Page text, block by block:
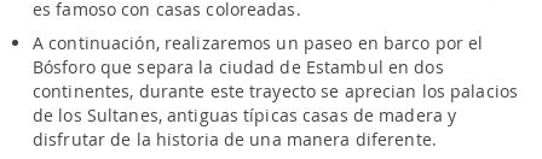
es famoso con casas coloreadas.
A continuación, realizaremos un paseo en barco por el
Bósforo que separa la ciudad de Estambul en dos
continentes, durante este trayecto se aprecian los palacios
de los Sultanes, antiguas típicas casas de madera y
disfrutar de la historia de una manera diferente.